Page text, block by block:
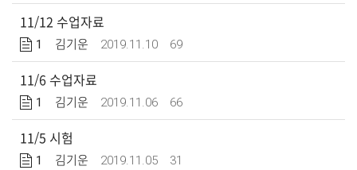
11/12 수업자료
1 김기운 2019.11.10 69
11/6 수업자료
1 김기운 2019.11.06 66
11/5 시험
1 김기운 2019.11.05 31